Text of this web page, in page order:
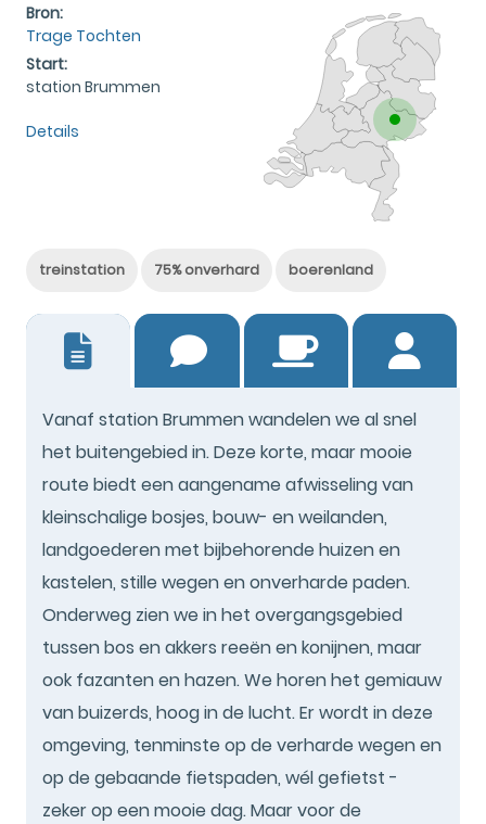
Bron:
Trage Tochten
Start:
station Brummen
Details
treinstation 75% onverhard boerenland
Vanaf station Brummen wandelen we al snel
het buitengebied in. Deze korte, maar mooie
route biedt een aangename afwisseling van
kleinschalige bosjes, bouw- en weilanden,
landgoederen met bijbehorende huizen en
kastelen, stille wegen en onverharde paden.
Onderweg zien we in het overgangsgebied
tussen bos en akkers reeën en konijnen, maar
ook fazanten en hazen. We horen het gemiauw
van buizerds, hoog in de lucht. Er wordt in deze
omgeving, tenminste op de verharde wegen en
op de gebaande fietspaden, wél gefietst -
zeker op een mooie dag. Maar voor de